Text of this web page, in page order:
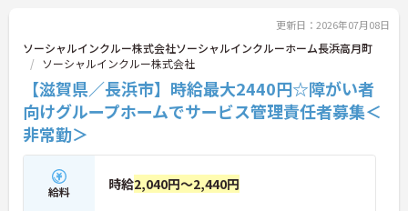
の職場です。介護経験を活かしたい方、福祉の資格
をお持ちの方、安定した法人でキャリアを築きたい
方におすすめです。
★おすすめPOINT★
・生活支援員からスタートし、サービス管理責任者
やエリアマネージャーへと続く明確なステップアッ
プの道筋が用意されています。急成長中の企業であ
るためポストも豊富にあり、専門性を高めながらマ
ネジメント職への挑戦も視野に入れていただけま
す。
更新日：2026年07月08日
ソーシャルインクルー株式会社ソーシャルインクルーホーム長浜高月町
ソーシャルインクルー株式会社
【滋賀県／長浜市】時給最大2440円☆障がい者
向けグループホームでサービス管理責任者募集＜
非常勤＞
給料 時給2,040円～2,440円